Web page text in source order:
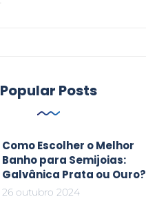
Popular Posts
Como Escolher o Melhor
Banho para Semijoias:
Galvânica Prata ou Ouro?
26 outubro 2024